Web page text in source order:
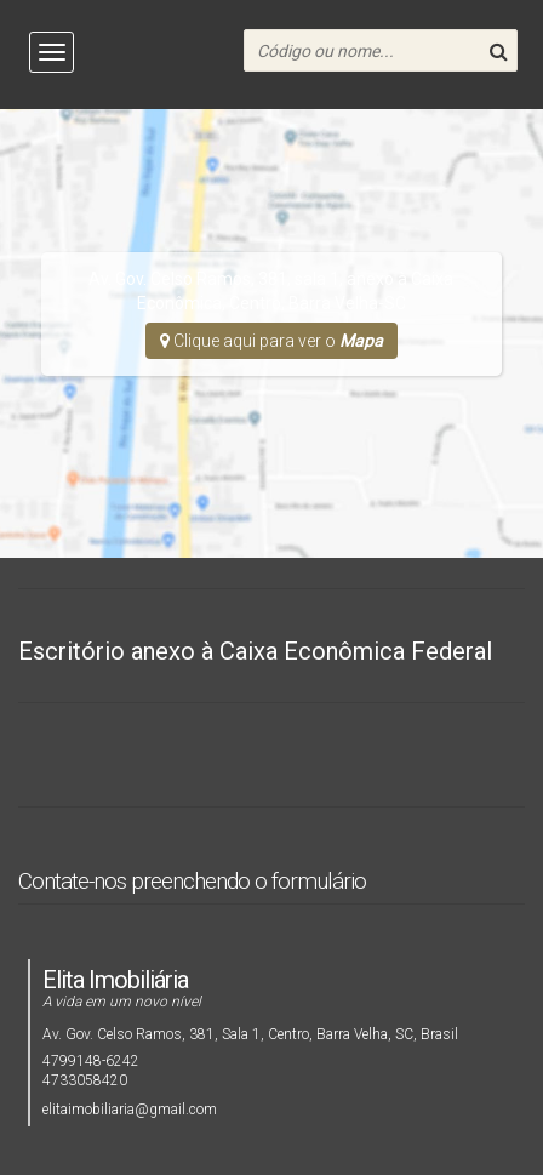
Av. Gov. Celso Ramos, 381, sala 1, anexo à Caixa
Econômica, Centro, Barra Velha-SC
Clique aqui para ver o Mapa
Escritório anexo à Caixa Econômica Federal
Contate-nos preenchendo o formulário
Elita Imobiliária
A vida em um novo nível
Av. Gov. Celso Ramos, 381 , Sala 1 , Centro, Barra Velha, SC, Brasil
4799148-6242
4733058420
elitaimobiliaria@gmail.com